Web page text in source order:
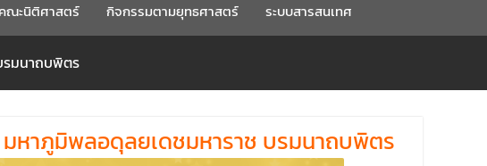
ณะนิติศาสตร์ กิจกรรมตามยุทธศาสตร์ ระบบสารสนเทศ
รมนาถบพิตร
หาภูมิพลอดุลยเดชมหาราช บรมนาถบพิตร